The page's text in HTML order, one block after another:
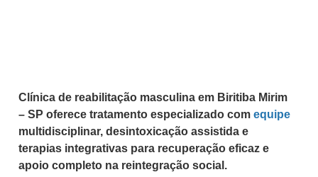
Clínica de reabilitação masculina em Biritiba Mirim
– SP oferece tratamento especializado com equipe
multidisciplinar, desintoxicação assistida e
terapias integrativas para recuperação eficaz e
apoio completo na reintegração social.